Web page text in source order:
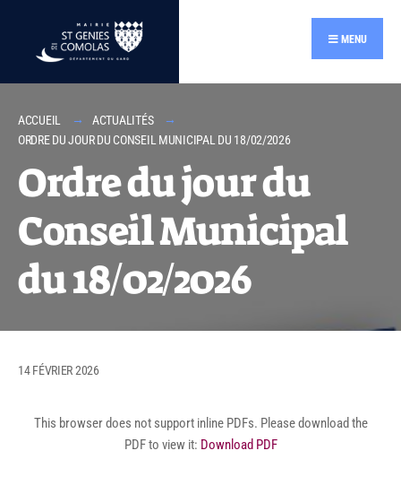
MENU
ACCUEIL
ACTUALITÉS
ORDRE DU JOUR DU CONSEIL MUNICIPAL DU 18/02/2026
Ordre du jour du
Conseil Municipal
du 18/02/2026
14 FÉVRIER 2026
This browser does not support inline PDFs. Please download the
PDF to view it: Download PDF